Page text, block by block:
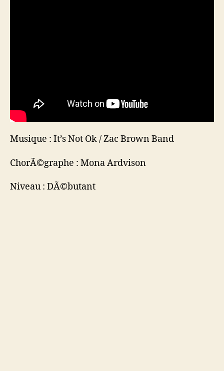
Musique : It’s Not Ok / Zac Brown Band
ChorÃ©graphe : Mona Ardvison
Niveau : DÃ©butant